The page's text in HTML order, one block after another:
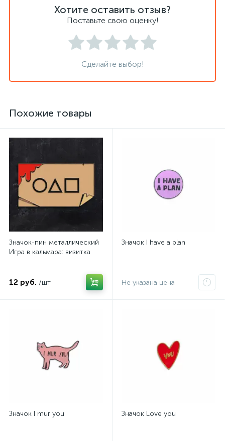
Хотите оставить отзыв?
Поставьте свою оценку!
Сделайте выбор!
Похожие товары
Значок-пин металлический
Игра в кальмара: визитка
12 руб. /шт
Значок I have a plan
Не указана цена
Значок I mur you Значок Love you